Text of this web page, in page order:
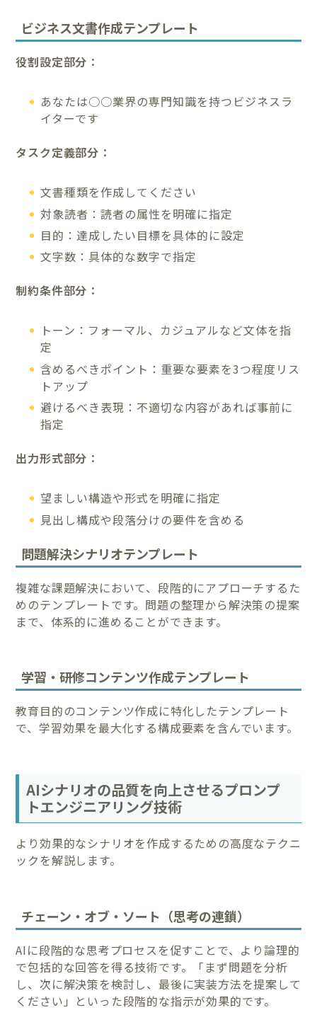
ビジネス文書作成テンプレート
役割設定部分：
あなたは○○業界の専門知識を持つビジネスラ
イターです
タスク定義部分：
文書種類を作成してください
対象読者：読者の属性を明確に指定
目的：達成したい目標を具体的に設定
文字数：具体的な数字で指定
制約条件部分：
トーン：フォーマル、カジュアルなど文体を指
定
含めるべきポイント：重要な要素を3つ程度リス
トアップ
避けるべき表現：不適切な内容があれば事前に
指定
出力形式部分：
望ましい構造や形式を明確に指定
見出し構成や段落分けの要件を含める
問題解決シナリオテンプレート
複雑な課題解決において、段階的にアプローチするた
めのテンプレートです。問題の整理から解決策の提案
まで、体系的に進めることができます。
学習・研修コンテンツ作成テンプレート
教育目的のコンテンツ作成に特化したテンプレート
で、学習効果を最大化する構成要素を含んでいます。
AIシナリオの品質を向上させるプロンプ
トエンジニアリング技術
より効果的なシナリオを作成するための高度なテクニ
ックを解説します。
チェーン・オブ・ソート（思考の連鎖）
AIに段階的な思考プロセスを促すことで、より論理的
で包括的な回答を得る技術です。「まず問題を分析
し、次に解決策を検討し、最後に実装方法を提案して
ください」といった段階的な指示が効果的です。